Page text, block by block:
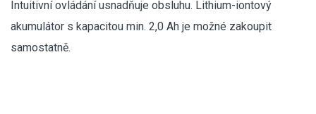
Elektrické tříkolky pro seniory
Elektrické tříkolky pracovní
Intuitivní ovládání usnadňuje obsluhu. Lithium-iontový
akumulátor s kapacitou min. 2,0 Ah je možné zakoupit
samostatně.